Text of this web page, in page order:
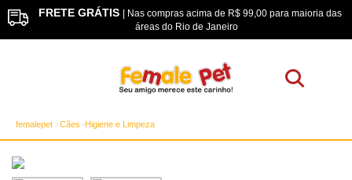
FRETE GRÁTIS | Nas compras acima de R$ 99,00 para maioria das
áreas do Rio de Janeiro
femalepet Cães Higiene e Limpeza